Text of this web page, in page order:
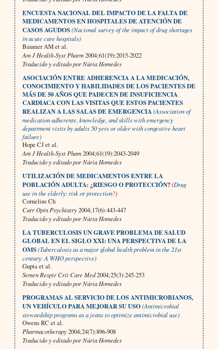
ENCUESTA NACIONAL DEL IMPACTO DE LA FALTA DE
MEDICAMENTOS EN HOSPITALES DE ATENCIÓN DE
CASOS AGUDOS(Nacional survey of the impact of drug shortages
in acute care hospitals)
Baumer AM et al.
Am J Health-Syst Pharm2004;61(19):2015-2022
Traducido y editado por Núria Homedes
ASOCIACIÓN ENTRE ADHERENCIA A LA MEDICACIÓN,
CONOCIMIENTO Y HABILIDADES DE LOS PACIENTES DE
MÁS DE 50 AÑOS QUE PADECEN DE INSUFICIENCIA
CARDIACA CON LAS VISITAS QUE ESTOS PACIENTES
REALIZAN A LAS SALAS DE EMERGENCIA(Association of
medication adherente, knowledge, and skills with emergency
department visits by adults 50 yers or older with congestive heart
failure)
Hope CJ et al.
Am J Health-Syst Pham2004;61(19):2043-2049
Traducido y editado por Núria Homedes
UTILIZACIÓN DE MEDICAMENTOS ENTRE LA
POBLACIÓN ADULTA: ¿RIESGO O PROTECCIÓN?(Drug
use in the elderly: risk or protection?)
Cornelius Ch
Curr Opin Psychiatry2004;17(6):443-447
Traducido y editado por Núria Homedes
LA TUBERCULOSIS UN GRAVE PROBLEMA DE SALUD
GLOBAL EN EL SIGLO XXI: UNA PERSPECTIVA DE LA
OMS(Tuberculosis as a major global health problem in the 21st
century: A WHO perspective)
Gupta et al.
Semen Respir Crit Care Med2004;25(3):245-253
Traducido y editado por Núria Homedes
PROGRAMAS AL SERVICIO DE LOS ANTIMICROBIANOS,
UN VEHÍCULO PARA MEJORAR SU USO(Antimicrobial
stewardship programs as a jeans to optimize antimicrobial use)
Owens RC et al.
Pharmacotherapy2004;24(7):896-908
Traducido y editado por Núria Homedes